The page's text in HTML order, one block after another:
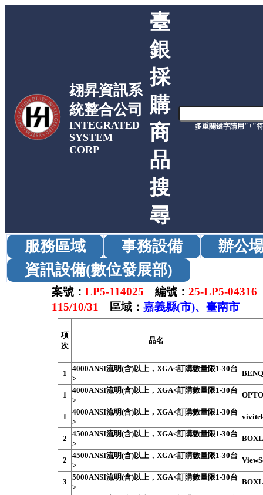
翃昇資訊系
統整合公司
INTEGRATED
SYSTEM
CORP
臺
銀
採
購
商
品
搜
尋
多重關鍵字請用"+"
服務區域 事務設備
辦公
資訊設備(數位發展部)
案號： LP5-114025 編號： 25-LP5-04316
115/10/31
區域： 嘉義縣(市)、臺南市
項
次
品名
1
4000ANSI流明(含)以上，XGA<訂購數量限1-30台
>
1
4000ANSI流明(含)以上，XGA<訂購數量限1-30台
>
1
4000ANSI流明(含)以上，XGA<訂購數量限1-30台
>
2
4500ANSI流明(含)以上，XGA<訂購數量限1-30台
>
2
4500ANSI流明(含)以上，XGA<訂購數量限1-30台
>
3
5000ANSI流明(含)以上，XGA<訂購數量限1-30台
>